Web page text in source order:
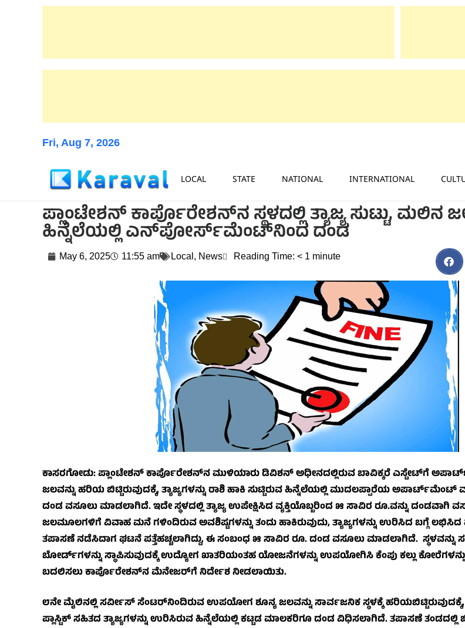
Fri, Aug 7, 2026
LOCAL STATE NATIONAL INTERNATIONAL
ಪ್ಲಾಂಟೇಶನ್ ಕಾರ್ಪೊರೇಶನ್‌ನ ಸ್ಥಳದಲ್ಲಿ ತ್ಯಾಜ್ಯ ಸುಟ್ಟು,
ಹಿನ್ನೆಲೆಯಲ್ಲಿ ಎನ್‌ಪೋರ್ಸ್‌ಮೆಂಟ್‌ನಿಂದ ದಂಡ
May 6, 2025 11:55 am Local , News Reading Time: < 1 minute
ಕಾಸರಗೋಡು: ಪ್ಲಾಂಟೇಶನ್ ಕಾರ್ಪೊರೇಶನ್‌ನ ಮುಳಿಯಾರು ಡಿವಿಶನ್ ಅಧೀನದಲ್ಲಿರುವ ಬಾವಿಕ್ಕರೆ ಎಸ್ಟೇಟ್‌ಗೆ
ಜಲವನ್ನು ಹರಿಯ ಬಿಟ್ಟಿರುವುದಕ್ಕೆ, ತ್ಯಾಜ್ಯಗಳನ್ನು ರಾಶಿ ಹಾಕಿ ಸುಟ್ಟಿರುವ ಹಿನ್ನೆಲೆಯಲ್ಲಿ ಮುದಲಪ್ಪಾರೆಯ
ದಂಡ ವಸೂಲು ಮಾಡಲಾಗಿದೆ. ಇದೇ ಸ್ಥಳದಲ್ಲಿ ತ್ಯಾಜ್ಯ ಉಪೇಕ್ಷಿಸಿದ ವ್ಯಕ್ತಿಯೊಬ್ಬರಿಂದ ೫ ಸಾವಿರ ರೂ.ವನ್ನು ದಂಡವಾಗಿ
ಜಲಮೂಲಗಳಿಗೆ ವಿವಾಹ ಮನೆ ಗಳಿಂದಿರುವ ಅವಶಿಷ್ಟಗಳನ್ನು ತಂದು ಹಾಕಿರುವುದು, ತ್ಯಾಜ್ಯಗಳನ್ನು ಉರಿಸಿದ ಬಗ್ಗೆ
ತಪಾಸಣೆ ನಡೆಸಿದಾಗ ಘಟನೆ ಪತ್ತೆಹಚ್ಚಲಾಗಿದ್ದು, ಈ ಸಂಬಂಧ ೫ ಸಾವಿರ ರೂ. ದಂಡ ವಸೂಲು ಮಾಡಲಾಗಿದೆ. ಸ್ಥಳವನ್ನು
ಬೋರ್ಡ್‌ಗಳನ್ನು ಸ್ಥಾಪಿಸುವುದಕ್ಕೆ ಉದ್ಯೋಗ ಖಾತರಿಯಂತಹ ಯೋಜನೆಗಳನ್ನು ಉಪಯೋಗಿಸಿ ಕೆಂಪು ಕಲ್ಲು
ಬದಲಿಸಲು ಕಾರ್ಪೊರೇಶನ್‌ನ ಮೆನೇಜರ್‌ಗೆ ನಿರ್ದೇಶ ನೀಡಲಾಯಿತು.
೮ನೇ ಮೈಲಿನಲ್ಲಿ ಸರ್ವೀಸ್ ಸೆಂಟರ್‌ನಿಂದಿರುವ ಉಪಯೋಗ ಶೂನ್ಯ ಜಲವನ್ನು ಸಾರ್ವಜನಿಕ ಸ್ಥಳಕ್ಕೆ
ಪ್ಲಾಸ್ಟಿಕ್ ಸಹಿತದ ತ್ಯಾಜ್ಯಗಳನ್ನು ಉರಿಸಿರುವ ಹಿನ್ನೆಲೆಯಲ್ಲಿ ಕಟ್ಟಡ ಮಾಲಕರಿಗೂ ದಂಡ ವಿಧಿಸಲಾಗಿದೆ. ತಪಾಸಣೆ